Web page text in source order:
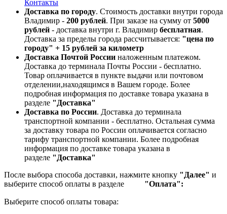
Контакты
Доставка по городу. Стоимость доставки внутри города
Владимир - 200 рублей. При заказе на сумму от 5000
рублей - доставка внутри г. Владимир бесплатная.
Доставка за пределы города рассчитывается: "цена по
городу" + 15 рублей за километр
Доставка Почтой России наложенным платежом.
Доставка до терминала Почты России - бесплатно.
Товар оплачивается в пункте выдачи или почтовом
отделении,находящимся в Вашем городе. Более
подробная информация по доставке товара указана в
разделе "Доставка"
Доставка по России. Доставка до терминала
транспортной компании - бесплатно. Остальная сумма
за доставку товара по России оплачивается согласно
тарифу транспортной компании. Более подробная
информация по доставке товара указана в
разделе "Доставка"
После выбора способа доставки, нажмите кнопку "Далее" и
выберите способ оплаты в разделе "Оплата":
Выберите способ оплаты товара: